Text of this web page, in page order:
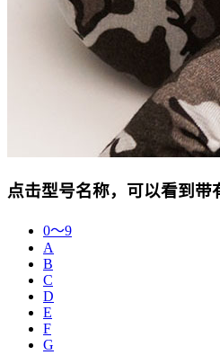
点击型号名称，可以看到带
0〜9
A
B
C
D
E
F
G